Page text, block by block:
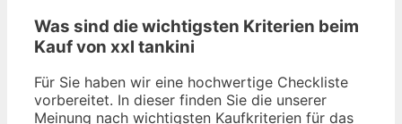
Was sind die wichtigsten Kriterien beim
Kauf von xxl tankini
Für Sie haben wir eine hochwertige Checkliste
vorbereitet. In dieser finden Sie die unserer
Meinung nach wichtigsten Kaufkriterien für das